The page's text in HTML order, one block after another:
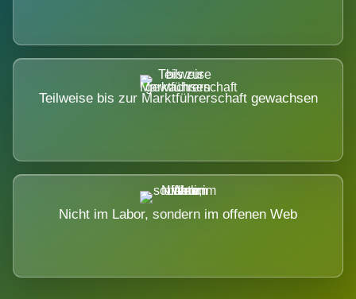
Teilweise bis zur Marktführerschaft gewachsen
Nicht im Labor, sondern im offenen Web